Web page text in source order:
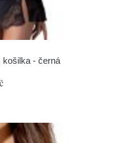
košilka - černá